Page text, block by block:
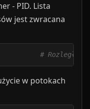
- PID. Lista
jest zwracana
# Rozległa
w potokach